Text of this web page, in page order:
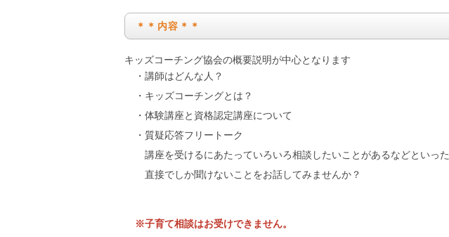
＊＊内容＊＊
キッズコーチング協会の概要説明が中心となります
・講師はどんな人？
・キッズコーチングとは？
・体験講座と資格認定講座について
・質疑応答フリートーク
講座を受けるにあたっていろいろ相談したいことがあるなどといった
直接でしか聞けないことをお話してみませんか？
※子育て相談はお受けできません。